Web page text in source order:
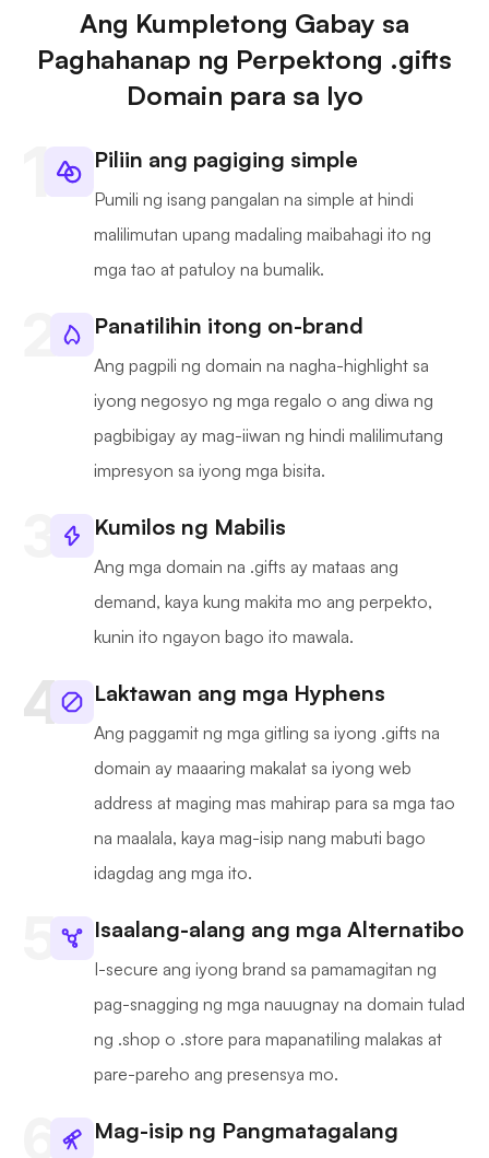
Ang Kumpletong Gabay sa
Paghahanap ng Perpektong .gifts
Domain para sa Iyo
Piliin ang pagiging simple
Pumili ng isang pangalan na simple at hindi
malilimutan upang madaling maibahagi ito ng
mga tao at patuloy na bumalik.
Panatilihin itong on-brand
Ang pagpili ng domain na nagha-highlight sa
iyong negosyo ng mga regalo o ang diwa ng
pagbibigay ay mag-iiwan ng hindi malilimutang
impresyon sa iyong mga bisita.
Kumilos ng Mabilis
Ang mga domain na .gifts ay mataas ang
demand, kaya kung makita mo ang perpekto,
kunin ito ngayon bago ito mawala.
Laktawan ang mga Hyphens
Ang paggamit ng mga gitling sa iyong .gifts na
domain ay maaaring makalat sa iyong web
address at maging mas mahirap para sa mga tao
na maalala, kaya mag-isip nang mabuti bago
idagdag ang mga ito.
Isaalang-alang ang mga Alternatibo
I-secure ang iyong brand sa pamamagitan ng
pag-snagging ng mga nauugnay na domain tulad
ng .shop o .store para mapanatiling malakas at
pare-pareho ang presensya mo.
Mag-isip ng Pangmatagalang